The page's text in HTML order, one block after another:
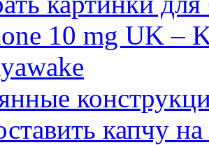
10 mg UK –
капчу